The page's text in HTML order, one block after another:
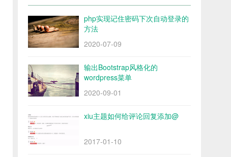
php实现记住密码下次自动登录的
方法
2020-07-09
输出Bootstrap风格化的
wordpress菜单
2020-09-01
xiu主题如何给评论回复添加@
2017-01-10